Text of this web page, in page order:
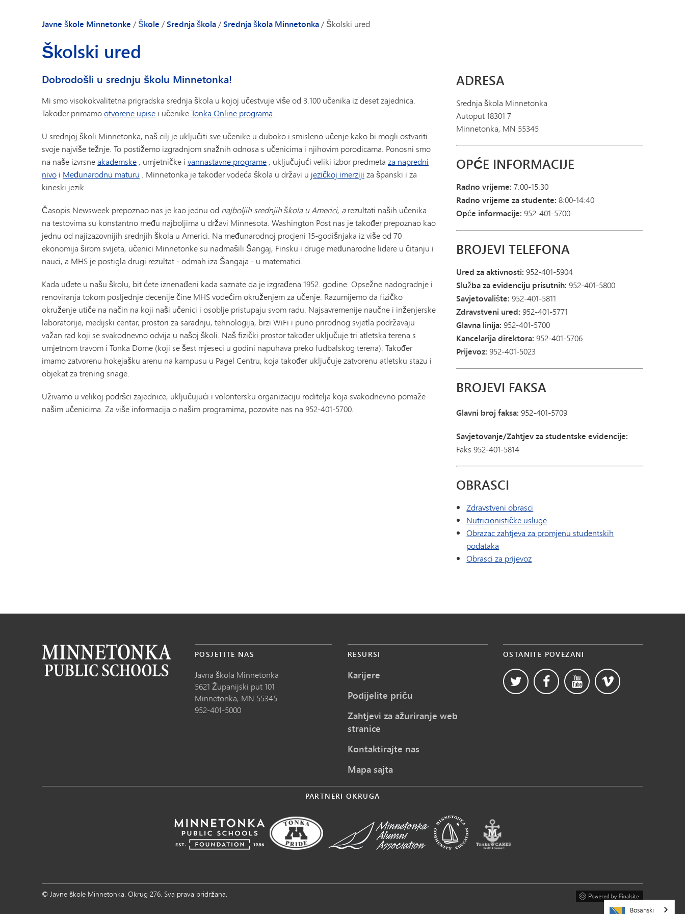
Dnevna obavještenja (otvara se u novom prozoru/kartici)
Školske vijesti
Profil škole
Imenik osoblja
Savjetnici
TIPS276 (Prijavi diskriminaciju/maltretiranje/uznemiravanje)
Transkripti
Upute za preuzimanje i ostavljanje predmeta u MHS-u
Medijski centar - Luka
Parking za studente
Centar za pisanje
Registracija
Završni ispiti semestra
Studentske publikacije
Volontiranje studenata
Testiranje i procjene
Javne škole Minnetonke / Škole /Srednja škola/Srednja škola Minnetonka/ Školski ured
Školski ured
Dobrodošli u srednju školu Minnetonka!
Mi smo visokokvalitetna prigradska srednja škola u kojoj učestvuje više od 3.100 učenika iz deset zajednica.
Također primamootvorene upise i učenikeTonka Online programa .
U srednjoj školi Minnetonka, naš cilj je uključiti sve učenike u duboko i smisleno učenje kako bi mogli ostvariti
svoje najviše težnje. To postižemo izgradnjom snažnih odnosa s učenicima i njihovim porodicama. Ponosni smo
na naše izvrsneakademske , umjetničke i vannastavne programe , uključujući veliki izbor predmeta za napredni
nivo i Međunarodnu maturu . Minnetonka je također vodeća škola u državi u jezičkoj imerziji za španski i za
kineski jezik.
Časopis Newsweek prepoznao nas je kao jednu od najboljih srednjih škola u Americi, arezultati naših učenika
na testovima su konstantno među najboljima u državi Minnesota. Washington Post nas je također prepoznao kao
jednu od najizazovnijih srednjih škola u Americi. Na međunarodnoj procjeni 15-godišnjaka iz više od 70
ekonomija širom svijeta, učenici Minnetonke su nadmašili Šangaj, Finsku i druge međunarodne lidere u čitanju i
nauci, a MHS je postigla drugi rezultat - odmah iza Šangaja - u matematici.
Kada uđete u našu školu, bit ćete iznenađeni kada saznate da je izgrađena 1952. godine. Opsežne nadogradnje i
renoviranja tokom posljednje decenije čine MHS vodećim okruženjem za učenje. Razumijemo da fizičko
okruženje utiče na način na koji naši učenici i osoblje pristupaju svom radu. Najsavremenije naučne i inženjerske
laboratorije, medijski centar, prostori za saradnju, tehnologija, brzi WiFi i puno prirodnog svjetla podržavaju
važan rad koji se svakodnevno odvija u našoj školi. Naš fizički prostor također uključuje tri atletska terena s
umjetnom travom i Tonka Dome (koji se šest mjeseci u godini napuhava preko fudbalskog terena). Također
imamo zatvorenu hokejašku arenu na kampusu u Pagel Centru, koja također uključuje zatvorenu atletsku stazu i
objekat za trening snage.
Uživamo u velikoj podršci zajednice, uključujući i volontersku organizaciju roditelja koja svakodnevno pomaže
našim učenicima. Za više informacija o našim programima, pozovite nas na 952-401-5700.
ADRESA
Srednja škola Minnetonka
Autoput 18301 7
Minnetonka, MN 55345
OPĆE INFORMACIJE
Radno vrijeme: 7:00-15:30
Radno vrijeme za studente: 8:00-14:40
Opće informacije: 952-401-5700
BROJEVI TELEFONA
Ured za aktivnosti: 952-401-5904
Služba za evidenciju prisutnih: 952-401-5800
Savjetovalište: 952-401-5811
Zdravstveni ured: 952-401-5771
Glavna linija: 952-401-5700
Kancelarija direktora: 952-401-5706
Prijevoz: 952-401-5023
BROJEVI FAKSA
Glavni broj faksa: 952-401-5709
Savjetovanje/Zahtjev za studentske evidencije:
Faks 952-401-5814
OBRASCI
Zdravstveni obrasci
Nutricionističke usluge
Obrazac zahtjeva za promjenu studentskih
podataka
Obrasci za prijevoz
POSJETITE NAS
Javna škola Minnetonka
5621 Županijski put 101
Minnetonka, MN 55345
952-401-5000
RESURSI
Karijere
Podijelite priču
Zahtjevi za ažuriranje web
stranice
Kontaktirajte nas
Mapa sajta
OSTANITE POVEZANI
PARTNERI OKRUGA
© Javne škole Minnetonka. Okrug 276. Sva prava pridržana.
Bosanski